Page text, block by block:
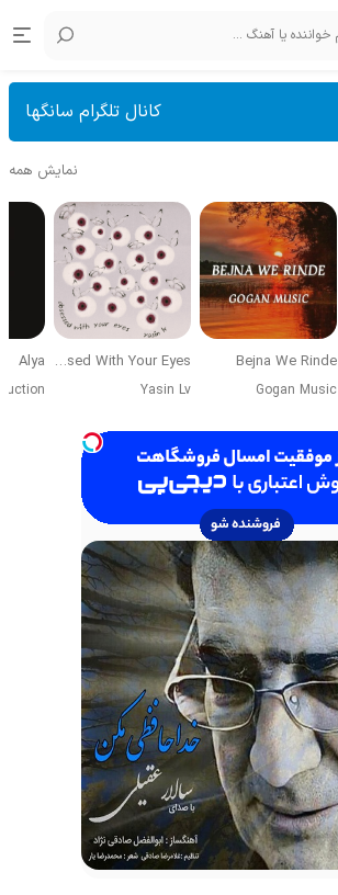
کانال تلگرام سانگها
نمایش همه
Bejna We Rinde
Gogan Music
Obsessed With Your Eyes
Yasin Lv
Alya